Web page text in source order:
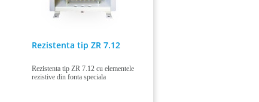
Rezistenta tip ZR 7.12
Rezistenta tip ZR 7.12 cu elementele
rezistive din fonta speciala